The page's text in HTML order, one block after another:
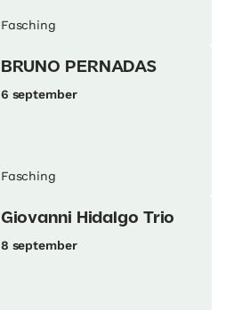
Fasching
BRUNO PERNADAS
6 september
Fasching
Giovanni Hidalgo Trio
8 september